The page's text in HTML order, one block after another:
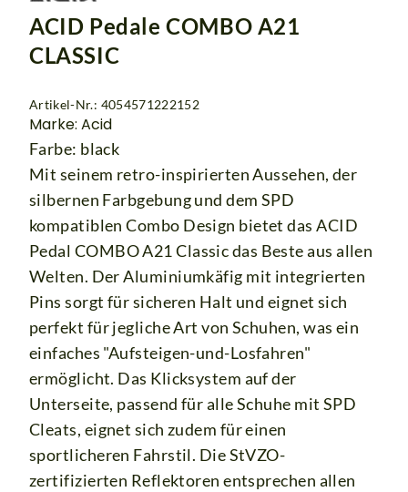
ACID Pedale COMBO A21
CLASSIC
Artikel-Nr.: 4054571222152
Marke: Acid
Farbe: black
Mit seinem retro-inspirierten Aussehen, der
silbernen Farbgebung und dem SPD
kompatiblen Combo Design bietet das ACID
Pedal COMBO A21 Classic das Beste aus allen
Welten. Der Aluminiumkäfig mit integrierten
Pins sorgt für sicheren Halt und eignet sich
perfekt für jegliche Art von Schuhen, was ein
einfaches "Aufsteigen-und-Losfahren"
ermöglicht. Das Klicksystem auf der
Unterseite, passend für alle Schuhe mit SPD
Cleats, eignet sich zudem für einen
sportlicheren Fahrstil. Die StVZO-
zertifizierten Reflektoren entsprechen allen